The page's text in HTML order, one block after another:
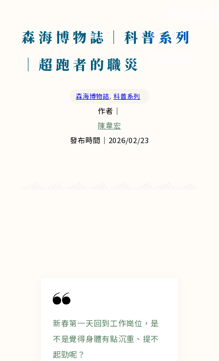
影音媒體
森海博物誌｜科普系列
｜超跑者的職災
森海博物誌,科普系列
作者｜
陳韋宏
發布時間｜2026/02/23
新春第一天回到工作崗位，是
不是覺得身體有點沉重、提不
起勁呢？